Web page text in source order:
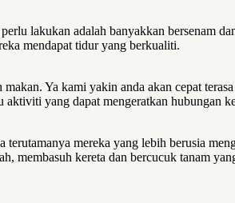
lakukan adalah banyakkan bersenam
mendapat tidur yang berkualiti.
Ya kami yakin anda akan cepat
yang dapat mengeratkan
mereka yang lebih berusia
membasuh kereta dan bercucuk tanam